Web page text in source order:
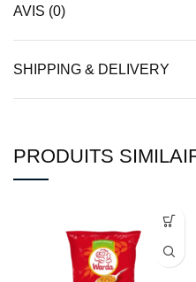
AVIS (0)
SHIPPING & DELIVERY
PRODUITS